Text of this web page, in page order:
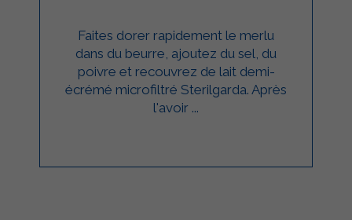
Faites dorer rapidement le merlu
dans du beurre, ajoutez du sel, du
poivre et recouvrez de lait demi-
écrémé microfiltré Sterilgarda. Après
l'avoir ...